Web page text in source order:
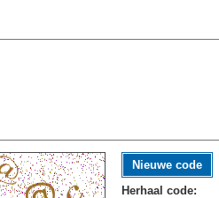
Nieuwe code
Herhaal code: